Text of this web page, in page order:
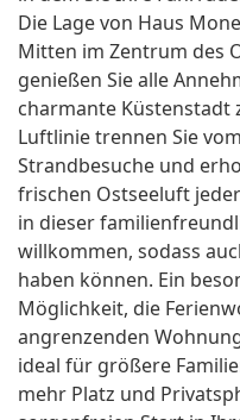
Die Lage von Haus
Mitten im Zentrum des
genießen Sie alle
charmante Küstenstadt
Luftlinie trennen Sie
Strandbesuche und
frischen Ostseeluft
in dieser
willkommen, sodass
haben können. Ein
Möglichkeit, die
angrenzenden
ideal für größere
mehr Platz und